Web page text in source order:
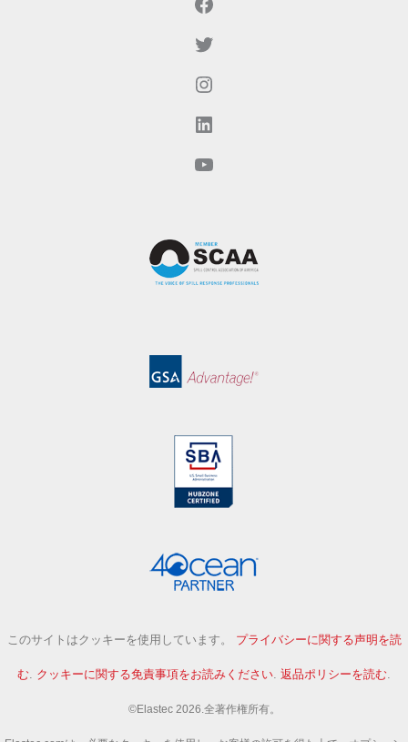
Twitter
Instagram
LinkedIn
YouTubeでご覧いただけます。
このサイトはクッキーを使用しています。 プライバシーに関する声明を読
む. クッキーに関する免責事項をお読みください. 返品ポリシーを読む.
©Elastec 2026.全著作権所有。